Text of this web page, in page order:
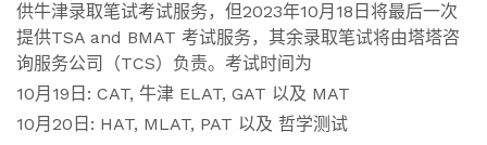
供牛津录取笔试考试服务，但2023年10月18日将最后一次
提供TSA and BMAT 考试服务，其余录取笔试将由塔塔咨
询服务公司（TCS）负责。考试时间为
10月19日: CAT, 牛津 ELAT, GAT 以及 MAT
10月20日: HAT, MLAT, PAT 以及 哲学测试